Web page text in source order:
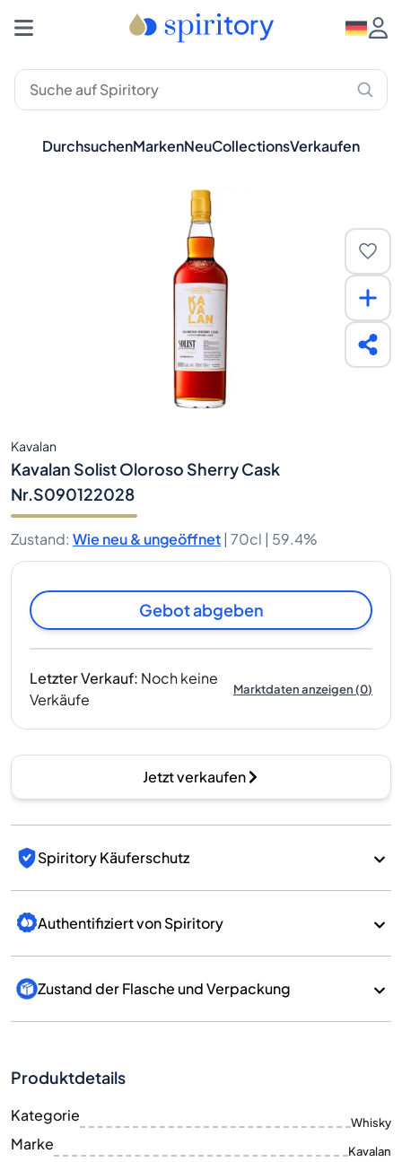
DurchsuchenMarkenNeuCollectionsVerkaufen
Kavalan
Kavalan Solist Oloroso Sherry Cask
Nr.S090122028
Zustand: Wie neu & ungeöffnet | 70cl | 59.4%
Gebot abgeben
Letzter Verkauf: Noch keine
Verkäufe
Marktdaten anzeigen(0)
Jetzt verkaufen
Spiritory Käuferschutz
Authentifiziert von Spiritory
Zustand der Flasche und Verpackung
Produktdetails
Kategorie Whisky
Marke Kavalan